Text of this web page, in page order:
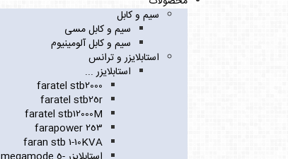
سیم و کابل
سیم و کابل مسی
سیم و کابل آلومینیوم
استابلایزر و ترانس
استابلایزر ...
faratel stb2000
faratel stb25r
faratel stb12000M
farapower 253
faran stb 1-10KVA